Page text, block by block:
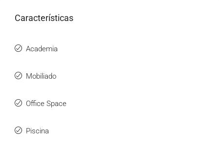
Características
Academia
Mobiliado
Office Space
Piscina